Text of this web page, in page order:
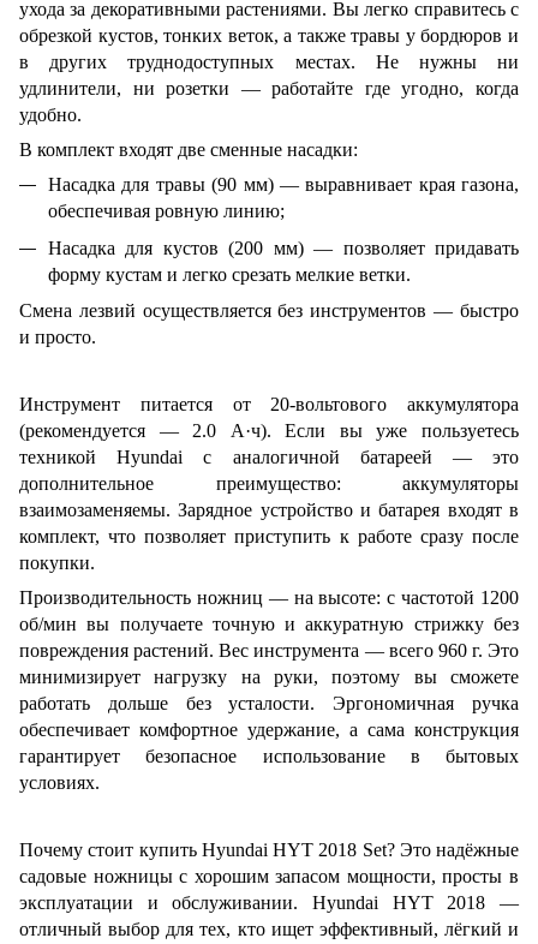
ухода за декоративными растениями. Вы легко справитесь с
обрезкой кустов, тонких веток, а также травы у бордюров и
в других труднодоступных местах. Не нужны ни
удлинители, ни розетки — работайте где угодно, когда
удобно.
В комплект входят две сменные насадки:
Насадка для травы (90 мм) — выравнивает края газона,
обеспечивая ровную линию;
Насадка для кустов (200 мм) — позволяет придавать
форму кустам и легко срезать мелкие ветки.
Смена лезвий осуществляется без инструментов — быстро
и просто.
Инструмент питается от 20-вольтового аккумулятора
(рекомендуется — 2.0 А·ч). Если вы уже пользуетесь
техникой Hyundai с аналогичной батареей — это
дополнительное преимущество: аккумуляторы
взаимозаменяемы. Зарядное устройство и батарея входят в
комплект, что позволяет приступить к работе сразу после
покупки.
Производительность ножниц — на высоте: с частотой 1200
об/мин вы получаете точную и аккуратную стрижку без
повреждения растений. Вес инструмента — всего 960 г. Это
минимизирует нагрузку на руки, поэтому вы сможете
работать дольше без усталости. Эргономичная ручка
обеспечивает комфортное удержание, а сама конструкция
гарантирует безопасное использование в бытовых
условиях.
Почему стоит купить Hyundai HYT 2018 Set? Это надёжные
садовые ножницы с хорошим запасом мощности, просты в
эксплуатации и обслуживании. Hyundai HYT 2018 —
отличный выбор для тех, кто ищет эффективный, лёгкий и